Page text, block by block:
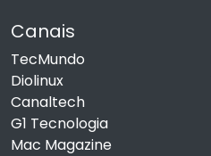
Canais
TecMundo
Diolinux
Canaltech
G1 Tecnologia
Mac Magazine